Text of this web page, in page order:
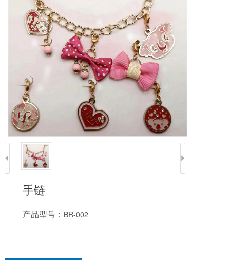
手链
产品型号： BR-002